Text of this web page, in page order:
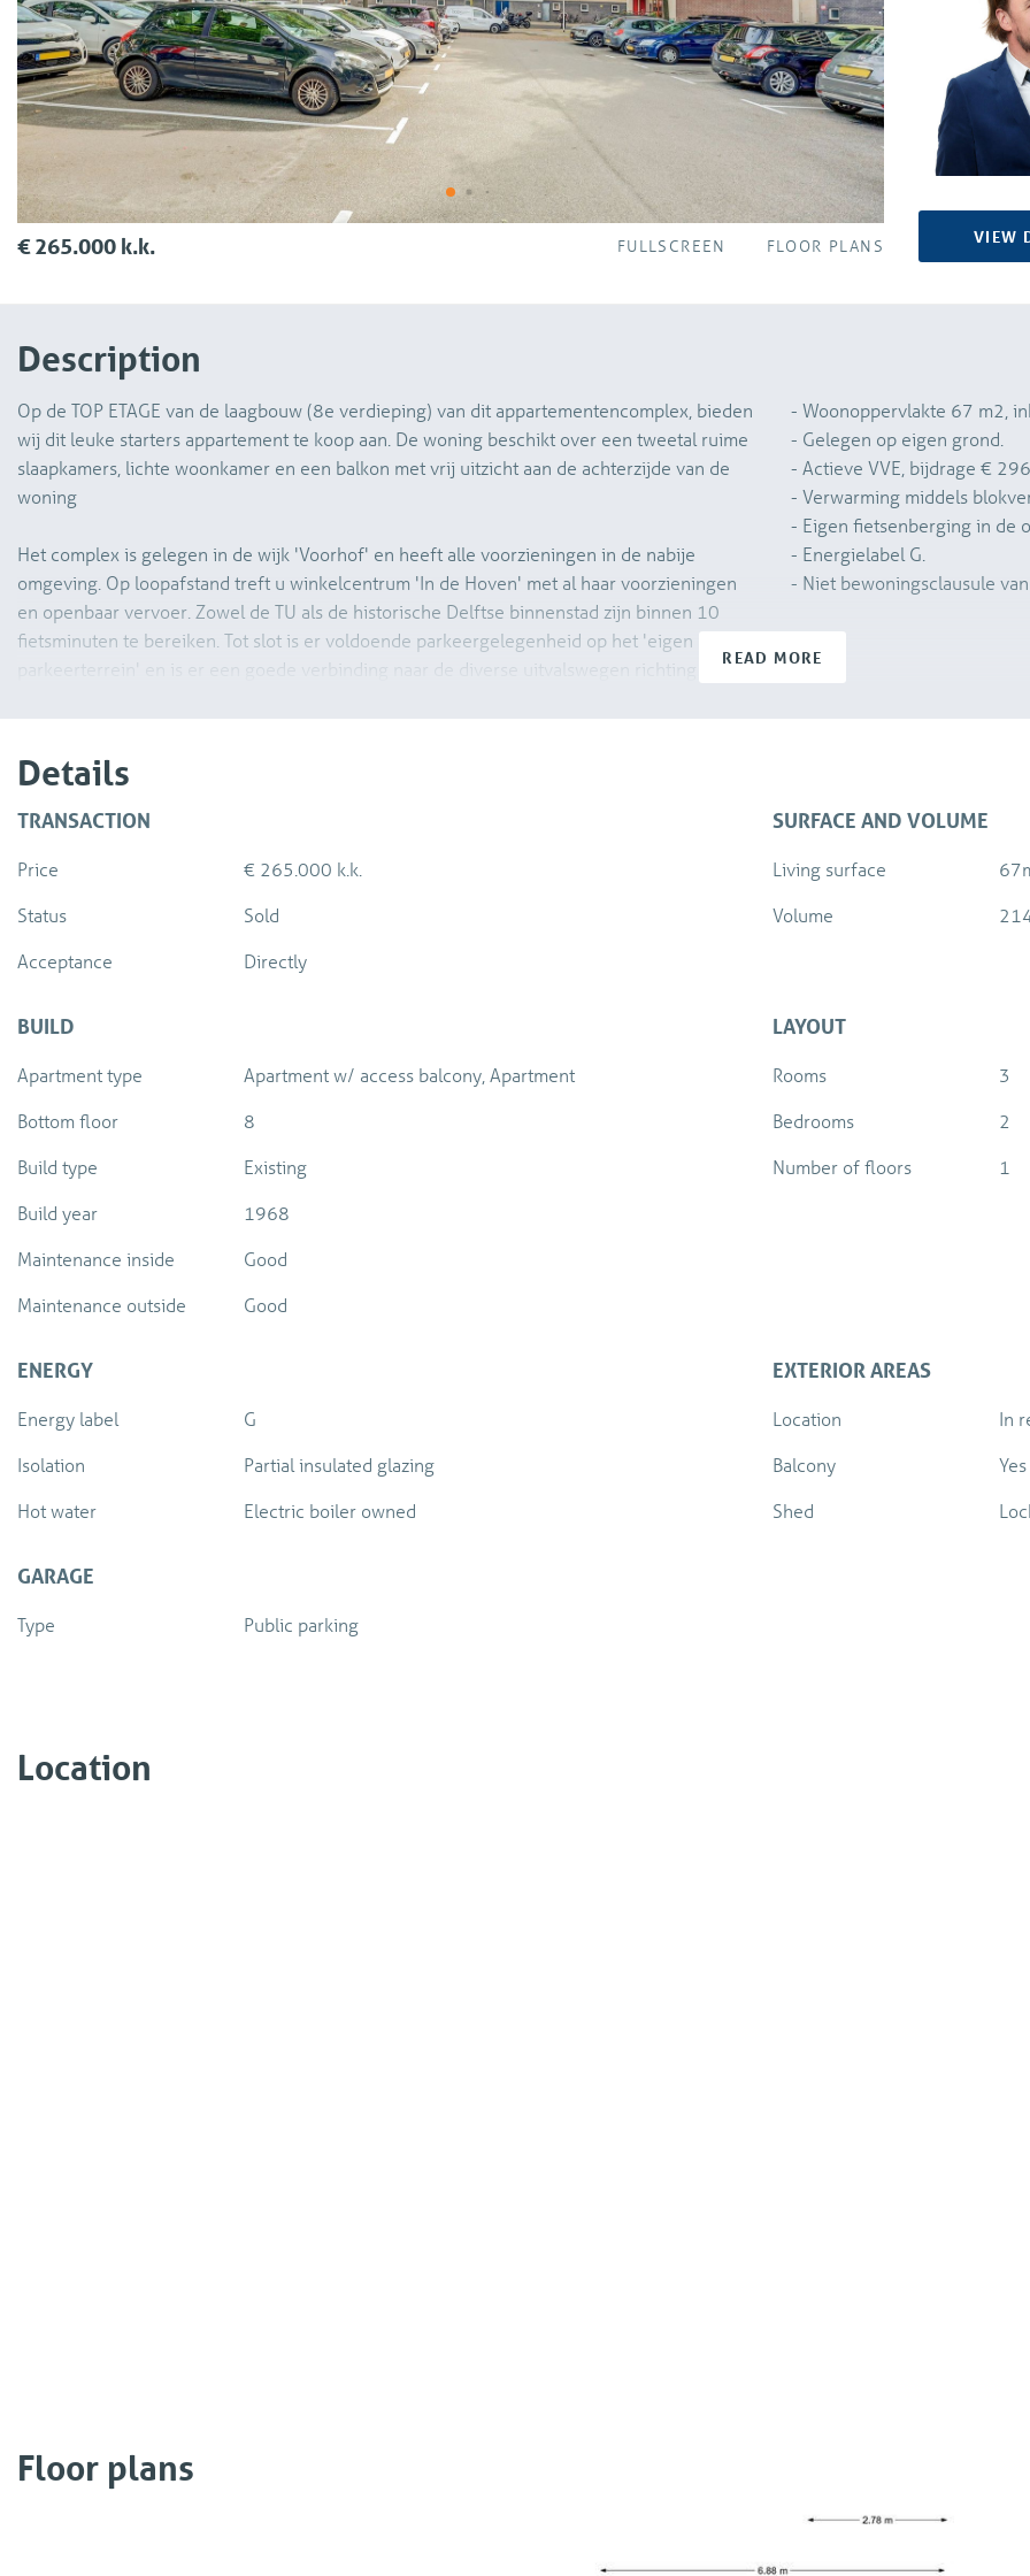
€ 265.000 k.k. FULLSCREEN FLOOR PLANS VIEW
Description
Op de TOP ETAGE van de laagbouw (8e verdieping) van dit appartementencomplex, bieden
wij dit leuke starters appartement te koop aan. De woning beschikt over een tweetal ruime
slaapkamers, lichte woonkamer en een balkon met vrij uitzicht aan de achterzijde van de
woning
Het complex is gelegen in de wijk 'Voorhof' en heeft alle voorzieningen in de nabije
omgeving. Op loopafstand treft u winkelcentrum 'In de Hoven' met al haar voorzieningen
en openbaar vervoer. Zowel de TU als de historische Delftse binnenstad zijn binnen 10
fietsminuten te bereiken. Tot slot is er voldoende parkeergelegenheid op het 'eigen
parkeerterrein' en is er een goede verbinding naar de diverse uitvalswegen richting Den
Begane grond:
Gezamenlijke entree, hal, trappenhuis en liften. Toegang tot de privé (fietsen)berging.
Entree van het appartement, vestibule en centrale gang met meterkast en toegang tot de
gaskookplaat en een elektrische boiler. Nette badkamer met douche, wastafel en
aansluiting voor de wasmachine. Apart toilet. Voorts is er aan de voorzijde een slaapkamer
woning. Tevens is er aan de achterzijde een 2e slaapkamer gelegen. Via deze kamer is er
ochtendzonnetje!
Bijzonderheden:
- Bouwjaar 1968.
- Woonoppervlakte 67 m2,
- Gelegen op eigen grond.
- Actieve VVE, bijdrage €
- Verwarming middels
- Eigen fietsenberging in de
- Energielabel G.
- Niet bewoningsclausule
De bijdrage aan de
stookkosten.
READ MORE
Details
TRANSACTION
Price
€ 265.000 k.k.
Status
Sold
Acceptance
Directly
SURFACE AND VOLUME
Living surface
Volume
BUILD
Apartment type
Apartment w/ access balcony, Apartment
Bottom floor
8
Build type
Existing
Build year
1968
Maintenance inside
Good
Maintenance outside
Good
LAYOUT
Rooms
3
Bedrooms
2
Number of floors
1
ENERGY
Energy label
G
Isolation
Partial insulated glazing
Hot water
Electric boiler owned
EXTERIOR AREAS
Location
In
Balcony
Yes
Shed
GARAGE
Type Public parking
Location
Floor plans